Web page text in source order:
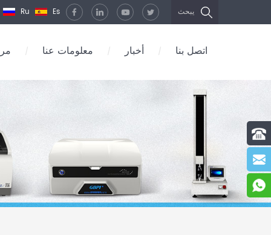
يبحث Ru Es
/ معلومات عنا / أخبار / اتصل بنا